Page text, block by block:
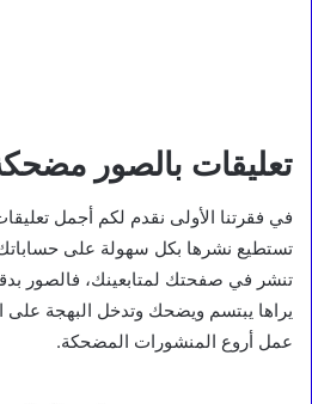
تعليقات بالصور
في فقرتنا الأولى نقدم لكم أجمل
تستطيع نشرها بكل سهولة على
تنشر في صفحتك لمتابعينك، فالصور
يراها يبتسم ويضحك وتدخل البهجة على
عمل أروع المنشورات المضحكة.